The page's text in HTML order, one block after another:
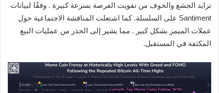
تزايد الجشع والخوف من تفويت الفرصة بسرعة كبيرة . وفقًا لبيانات
Santiment على السلسلة. كما اشتعلت المناقشة الاجتماعية حول
عملات الميمز بشكل كبير . مما يشير إلى الحذر من عمليات البيع
المكثفة في المستقبل.